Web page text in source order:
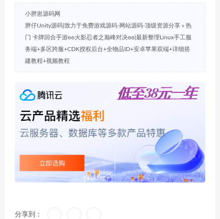
小胖崽源码网
胖仔Unity源码|致力于免费游戏源码-网站源码-顶级资源分享 » 热
门 卡牌回合手游ʚʚ火影忍者之巅峰对决ɞɞ|最新整理Linux手工服
务端+多区跨服+CDK授权后台+全物品ID+安卓苹果双端+详细搭
建教程+视频教程
分享到：